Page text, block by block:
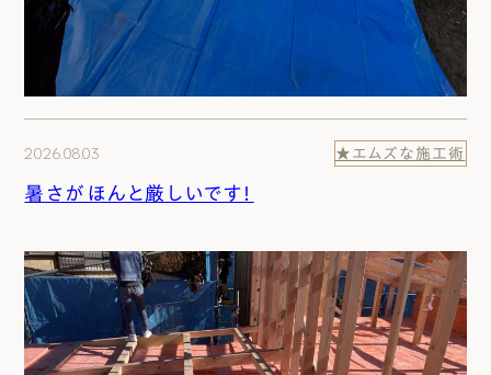
2026.08.03 ★エムズな施工術
暑さがほんと厳しいです！